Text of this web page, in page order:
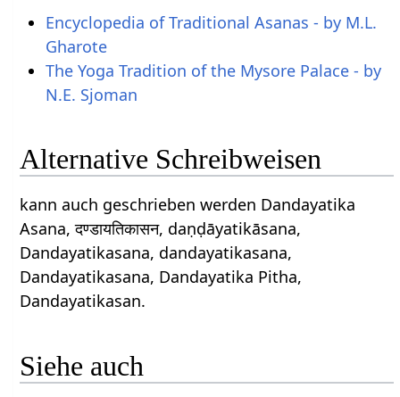
Encyclopedia of Traditional Asanas - by M.L.
Gharote
The Yoga Tradition of the Mysore Palace - by
N.E. Sjoman
Alternative Schreibweisen
kann auch geschrieben werden Dandayatika
Asana, दण्डायतिकासन, daṇḍāyatikāsana,
Dandayatikasana, dandayatikasana,
Dandayatikasana, Dandayatika Pitha,
Dandayatikasan.
Siehe auch